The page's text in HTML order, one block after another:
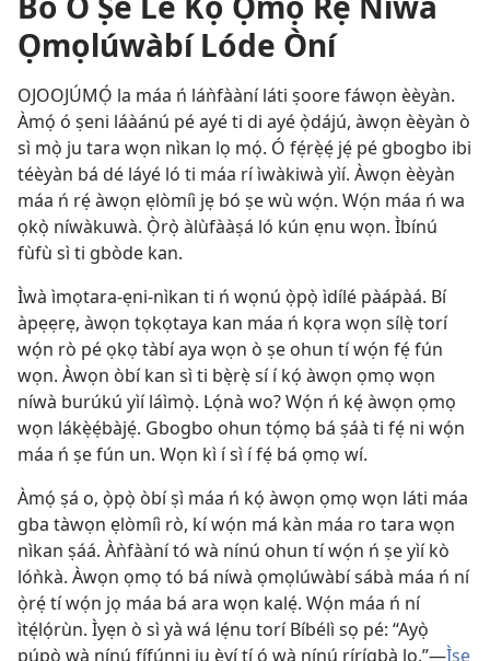
Ọmọlúwàbí Lóde Òní
OJOOJÚMỌ́ la máa ń láǹfààní láti ṣoore fáwọn èèyàn.
Àmọ́ ó ṣeni láàánú pé ayé ti di ayé ọ̀dájú, àwọn èèyàn ò
sì mọ̀ ju tara wọn nìkan lọ mọ́. Ó fẹ́rẹ̀ẹ́ jẹ́ pé gbogbo ibi
téèyàn bá dé láyé ló ti máa rí ìwàkiwà yìí. Àwọn èèyàn
máa ń rẹ́ àwọn ẹlòmíì jẹ bó ṣe wù wọ́n. Wọ́n máa ń wa
ọkọ̀ níwàkuwà. Ọ̀rọ̀ àlùfààṣá ló kún ẹnu wọn. Ìbínú
fùfù sì ti gbòde kan.
Ìwà ìmọtara-ẹni-nìkan ti ń wọnú ọ̀pọ̀ ìdílé pàápàá. Bí
àpẹẹrẹ, àwọn tọkọtaya kan máa ń kọra wọn sílẹ̀ torí
wọ́n rò pé ọkọ tàbí aya wọn ò ṣe ohun tí wọ́n fẹ́ fún
wọn. Àwọn òbí kan sì ti bẹ̀rẹ̀ sí í kọ́ àwọn ọmọ wọn
níwà burúkú yìí láìmọ̀. Lọ́nà wo? Wọ́n ń kẹ́ àwọn ọmọ
wọn lákẹ̀ẹ́bàjẹ́. Gbogbo ohun tọ́mọ bá ṣáà ti fẹ́ ni wọ́n
máa ń ṣe fún un. Wọn kì í sì í fẹ́ bá ọmọ wí.
Àmọ́ ṣá o, ọ̀pọ̀ òbí ṣì máa ń kọ́ àwọn ọmọ wọn láti máa
gba tàwọn ẹlòmíì rò, kí wọ́n má kàn máa ro tara wọn
nìkan ṣáá. Àǹfààní tó wà nínú ohun tí wọ́n ń ṣe yìí kò
lóǹkà. Àwọn ọmọ tó bá níwà ọmọlúwàbí sábà máa ń ní
ọ̀rẹ́ tí wọ́n jọ máa bá ara wọn kalẹ́. Wọ́n máa ń ní
ìtẹ́lọ́rùn. Ìyẹn ò sì yà wá lẹ́nu torí Bíbélì sọ pé: “Ayọ̀
púpọ̀ wà nínú fífúnni ju èyí tí ó wà nínú rírígbà lọ.”—Ìṣe